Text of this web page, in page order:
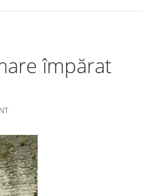
împărat